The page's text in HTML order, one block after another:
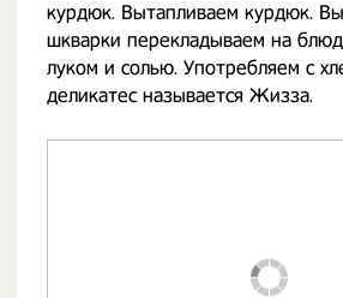
курдюк. Вытапливаем курдюк.
шкварки перекладываем на
луком и солью. Употребляем с
деликатес называется Жизза.